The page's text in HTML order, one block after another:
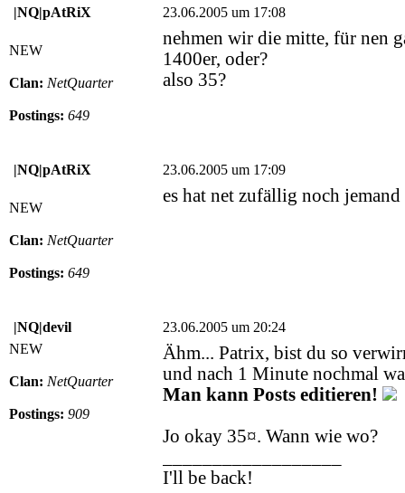
|NQ|pAtRiX 23.06.2005 um 17:08
NEW
Clan: NetQuarter
Postings: 649
nehmen wir die mitte, für nen
1400er, oder?
also 35?
|NQ|pAtRiX 23.06.2005 um 17:09
NEW
Clan: NetQuarter
Postings: 649
es hat net zufällig noch
|NQ|devil
23.06.2005 um 20:24
NEW
Clan: NetQuarter
Postings: 909
Ähm... Patrix, bist du so
und nach 1 Minute nochmal
Man kann Posts editieren!
Jo okay 35¤. Wann wie wo?
I'll be back!